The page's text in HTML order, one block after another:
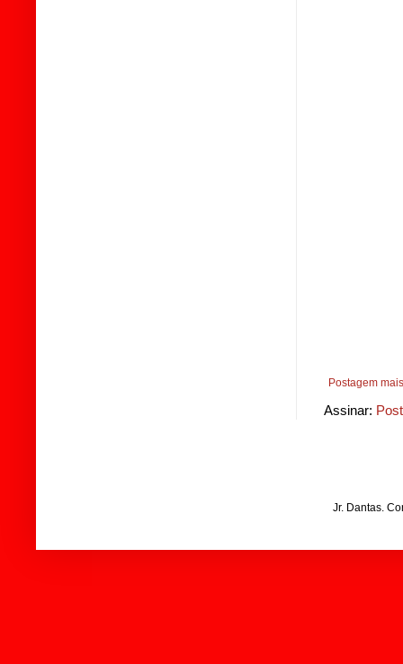
Postagem
Assinar:
Jr. Dantas.